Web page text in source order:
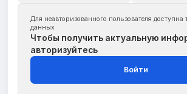
Для неавторизованного пользователя доступна
данных
Чтобы получить актуальную
авторизуйтесь
Войти